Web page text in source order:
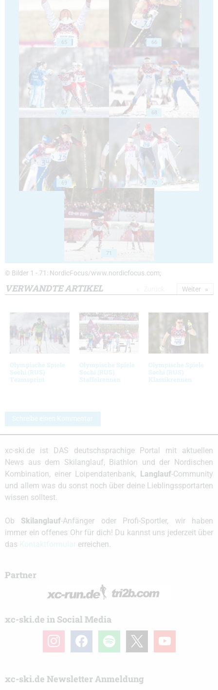
65 66
67 68
69 70
71
© Bilder 1 - 71: NordicFocus/www.nordicfocus.com;
VERWANDTE ARTIKEL
Olympische Spiele
Sochi (RUS)
Teamsprint
Olympische Spiele
Sochi (RUS)
Staffelrennen
Olympische Spiele
Sochi (RUS)
Klassikrennen
Weiter
Schreibe einen Kommentar
xc-ski.de ist DAS deutschsprachige Portal mit aktuellen
News aus dem Skilanglauf, Biathlon und der Nordischen
Kombination, einer Loipendatenbank, Langlauf-Community
und allem was du sonst noch über deine Lieblingssportarten
wissen solltest.
Ob Skilanglauf-Anfänger oder Profi-Sportler, wir haben
immer ein offenes Ohr für dich! Du kannst uns jederzeit über
das
erreichen.
Partner
xc-ski.de in Social Media
instagramfacebook spotify youtube
xc-ski.de Newsletter Anmeldung